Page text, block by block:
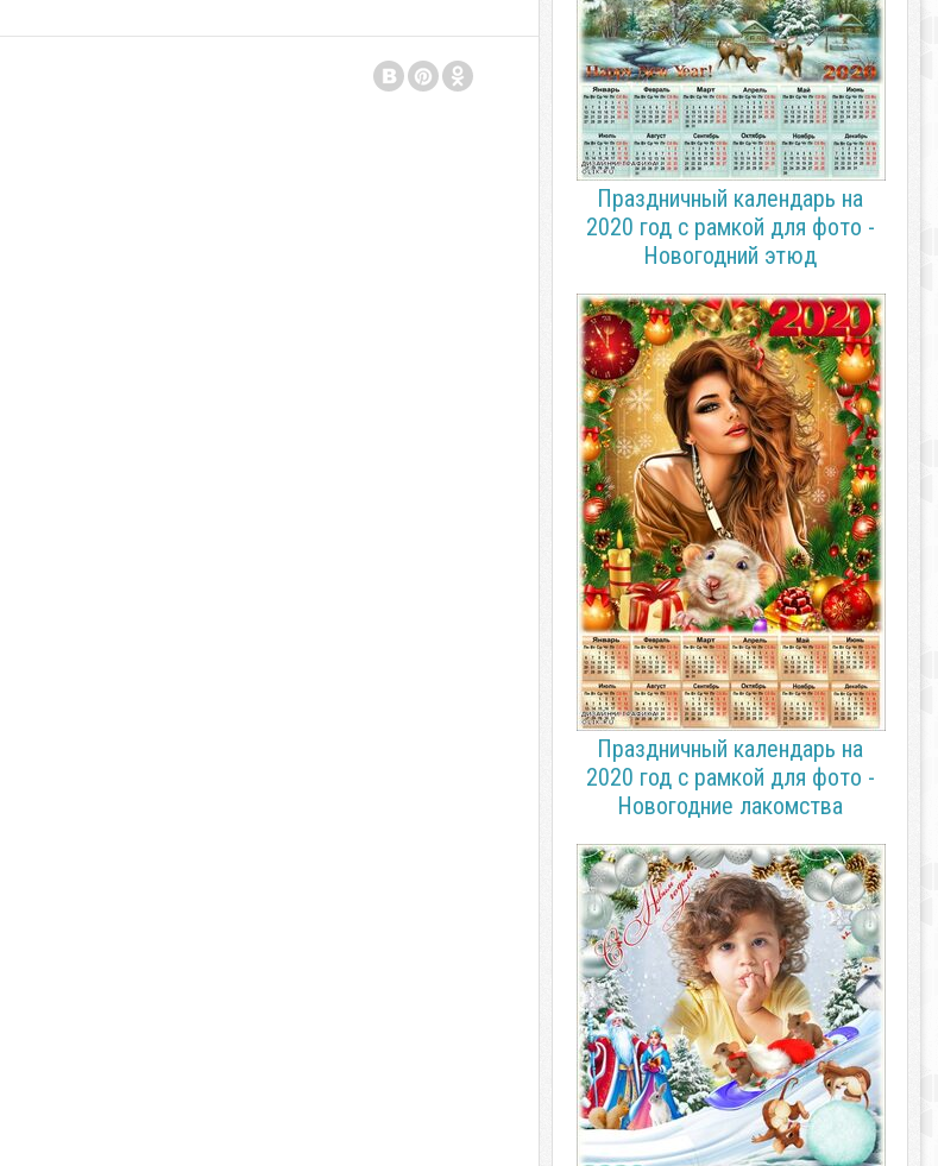
Праздничный календарь на
2020 год с рамкой для фото -
Новогодний этюд
Праздничный календарь на
2020 год с рамкой для фото -
Новогодние лакомства